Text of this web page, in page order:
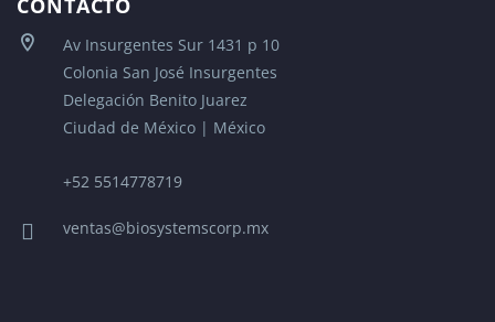
CONTACTO
Av Insurgentes Sur 1431 p 10
Colonia San José Insurgentes
Delegación Benito Juarez
Ciudad de México | México
+52 5514778719
ventas@biosystemscorp.mx